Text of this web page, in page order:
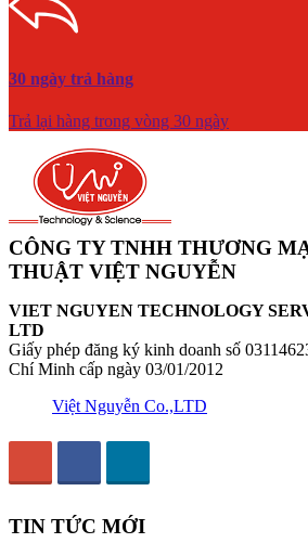
30 ngày trả hàng
Trả lại hàng trong vòng 30 ngày
CÔNG TY TNHH THƯƠNG
THUẬT VIỆT NGUYỄN
VIET NGUYEN TECHNOLOGY
LTD
Giấy phép đăng ký kinh doanh số
Chí Minh cấp ngày 03/01/2012
Việt Nguyễn Co.,LTD
TIN TỨC MỚI